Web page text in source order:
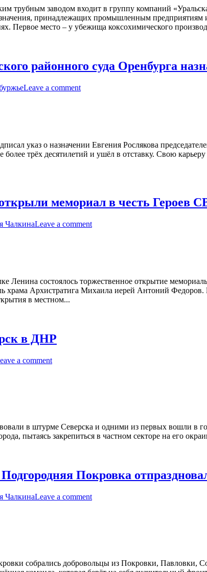
трубным заводом входит в группу компаний
принадлежащих промышленным
Первое место – у убежища коксохимического
районного суда Оренбурга
Leave a comment
указ о назначении Евгения Рослякова
трёх десятилетий и ушёл в отставку. Свою
мемориал в честь Героев
ЧалкинаLeave a comment
Ленина состоялось торжественное открытие
храма Архистратига Михаила иерей Антоний
в местном...
в ДНР
a comment
в штурме Северска и одними из первых вошли в
пытаясь закрепиться в частном секторе на его
Покровка
ЧалкинаLeave a comment
собрались добровольцы из Покровки, Павловки,